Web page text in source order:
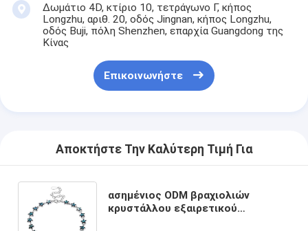
Δωμάτιο 4D, κτίριο 10, τετράγωνο Γ, κήπος
Longzhu, αριθ. 20, οδός Jingnan, κήπος Longzhu,
οδός Buji, πόλη Shenzhen, επαρχία Guangdong της
Κίνας
Επικοινωνήστε
Αποκτήστε Την Καλύτερη Τιμή Για
ασημένιος ODM βραχιολιών
κρυστάλλου εξαιρετικού